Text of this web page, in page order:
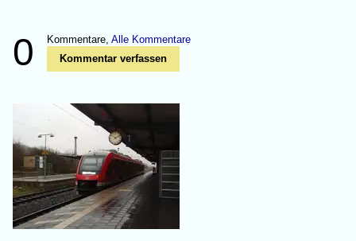
0 Kommentare, Alle Kommentare
Kommentar verfassen